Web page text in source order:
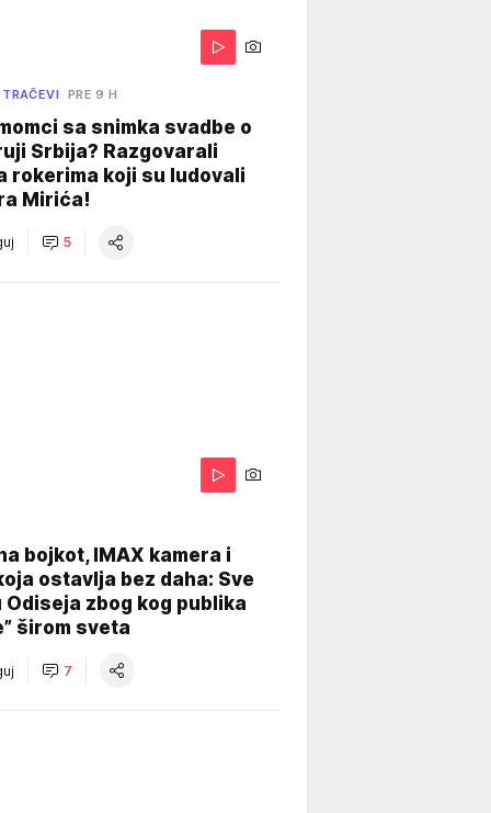
PRE 9 H
sa snimka svadbe o
Srbija? Razgovarali
rokerima koji su ludovali
Mirića!
5
bojkot, IMAX kamera i
ostavlja bez daha: Sve
Odiseja zbog kog publika
širom sveta
7